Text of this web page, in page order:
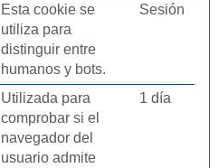
Esta cookie se
utiliza para
distinguir entre
humanos y bots.
Sesión
Utilizada para
comprobar si el
navegador del
usuario admite
1 día